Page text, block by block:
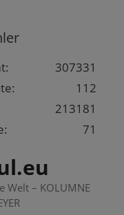
307331
112
213181
71
Welt – KOLUMNE